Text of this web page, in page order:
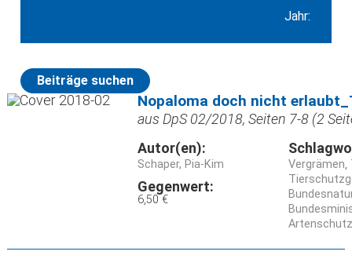
Jahr:
Beiträge suchen
Nopaloma doch nicht
aus DpS 02/2018, Seiten 7-8 (2
Autor(en):
Schaper, Pia-Kim
Gegenwert:
6,50 €
Vergrämen